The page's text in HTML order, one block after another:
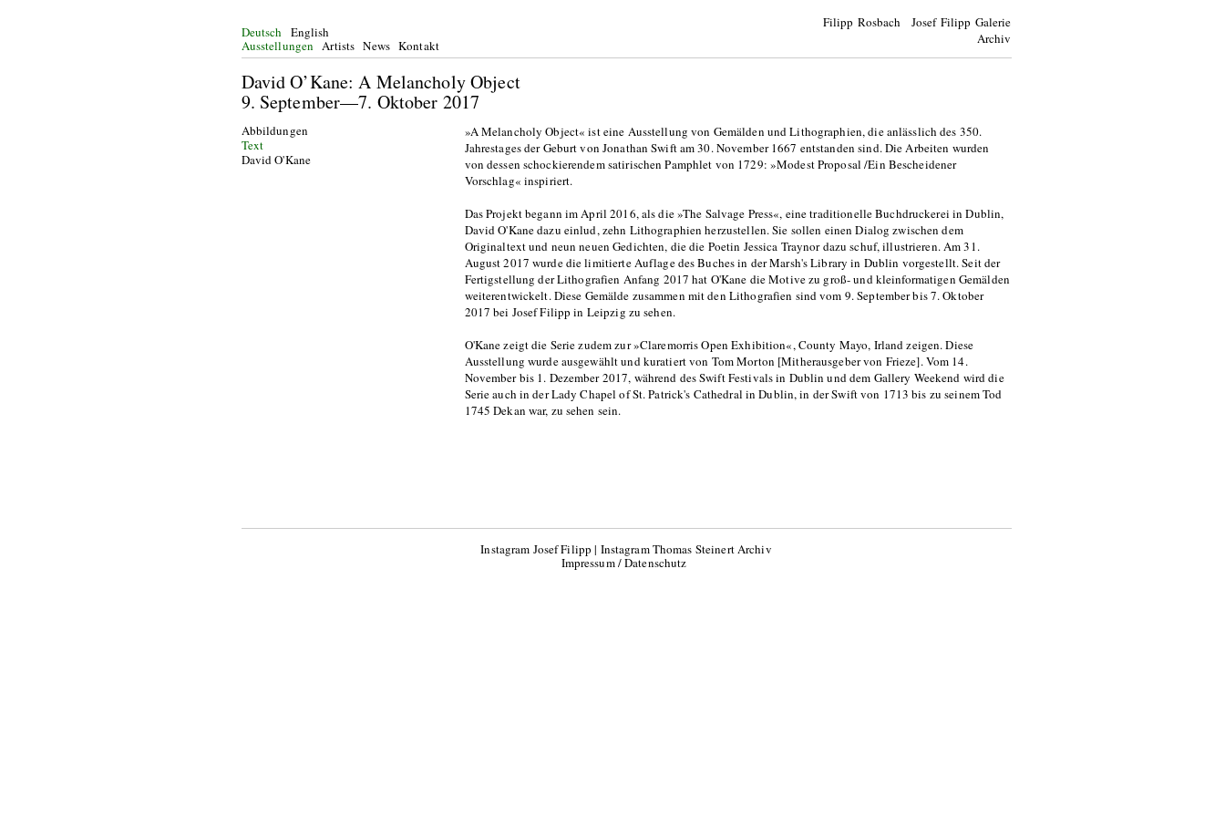
Filipp Rosbach Josef Filipp Galerie
Archiv
Deutsch
English
Ausstellungen Artists News Kontakt
David O’Kane: A Melancholy Object
9. September—7. Oktober 2017
Abbildungen
Text
David O'Kane
»A Melancholy Object« ist eine Ausstellung von Gemälden und Lithographien, die anlässlich des 350.
Jahrestages der Geburt von Jonathan Swift am 30. November 1667 entstanden sind. Die Arbeiten wurden
von dessen schockierendem satirischen Pamphlet von 1729: »Modest Proposal /Ein Bescheidener
Vorschlag« inspiriert.
Das Projekt begann im April 2016, als die »The Salvage Press«, eine traditionelle Buchdruckerei in Dublin,
David O'Kane dazu einlud, zehn Lithographien herzustellen. Sie sollen einen Dialog zwischen dem
Originaltext und neun neuen Gedichten, die die Poetin Jessica Traynor dazu schuf, illustrieren. Am 31.
August 2017 wurde die limitierte Auflage des Buches in der Marsh's Library in Dublin vorgestellt. Seit der
Fertigstellung der Lithografien Anfang 2017 hat O'Kane die Motive zu groß- und kleinformatigen Gemälden
weiterentwickelt. Diese Gemälde zusammen mit den Lithografien sind vom 9. September bis 7. Oktober
2017 bei Josef Filipp in Leipzig zu sehen.
O'Kane zeigt die Serie zudem zur »Claremorris Open Exhibition«, County Mayo, Irland zeigen. Diese
Ausstellung wurde ausgewählt und kuratiert von Tom Morton [Mitherausgeber von Frieze]. Vom 14.
November bis 1. Dezember 2017, während des Swift Festivals in Dublin und dem Gallery Weekend wird die
Serie auch in der Lady Chapel of St. Patrick's Cathedral in Dublin, in der Swift von 1713 bis zu seinem Tod
1745 Dekan war, zu sehen sein.
Instagram Josef Filipp | Instagram Thomas Steinert Archiv
Impressum / Datenschutz